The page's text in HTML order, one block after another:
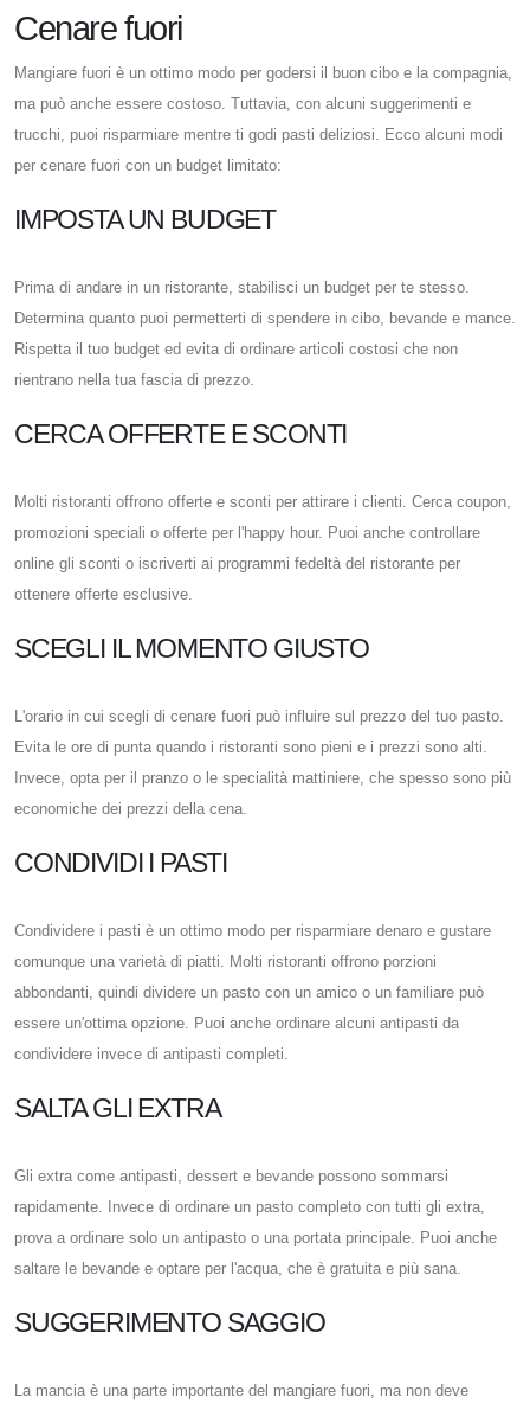
Cenare fuori
Mangiare fuori è un ottimo modo per godersi il buon cibo e la compagnia,
ma può anche essere costoso. Tuttavia, con alcuni suggerimenti e
trucchi, puoi risparmiare mentre ti godi pasti deliziosi. Ecco alcuni modi
per cenare fuori con un budget limitato:
IMPOSTA UN BUDGET
Prima di andare in un ristorante, stabilisci un budget per te stesso.
Determina quanto puoi permetterti di spendere in cibo, bevande e mance.
Rispetta il tuo budget ed evita di ordinare articoli costosi che non
rientrano nella tua fascia di prezzo.
CERCA OFFERTE E SCONTI
Molti ristoranti offrono offerte e sconti per attirare i clienti. Cerca coupon,
promozioni speciali o offerte per l'happy hour. Puoi anche controllare
online gli sconti o iscriverti ai programmi fedeltà del ristorante per
ottenere offerte esclusive.
SCEGLI IL MOMENTO GIUSTO
L'orario in cui scegli di cenare fuori può influire sul prezzo del tuo pasto.
Evita le ore di punta quando i ristoranti sono pieni e i prezzi sono alti.
Invece, opta per il pranzo o le specialità mattiniere, che spesso sono più
economiche dei prezzi della cena.
CONDIVIDI I PASTI
Condividere i pasti è un ottimo modo per risparmiare denaro e gustare
comunque una varietà di piatti. Molti ristoranti offrono porzioni
abbondanti, quindi dividere un pasto con un amico o un familiare può
essere un'ottima opzione. Puoi anche ordinare alcuni antipasti da
condividere invece di antipasti completi.
SALTA GLI EXTRA
Gli extra come antipasti, dessert e bevande possono sommarsi
rapidamente. Invece di ordinare un pasto completo con tutti gli extra,
prova a ordinare solo un antipasto o una portata principale. Puoi anche
saltare le bevande e optare per l'acqua, che è gratuita e più sana.
SUGGERIMENTO SAGGIO
La mancia è una parte importante del mangiare fuori, ma non deve